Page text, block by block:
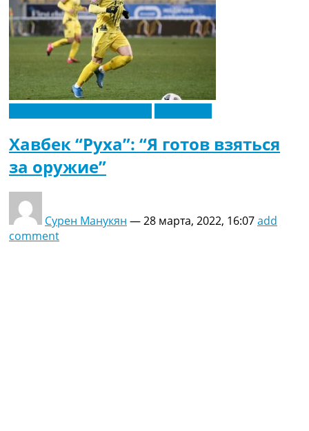
Хавбек “Руха”: “Я готов взяться
за оружие”
Сурен Манукян —28 марта, 2022, 16:07add
comment